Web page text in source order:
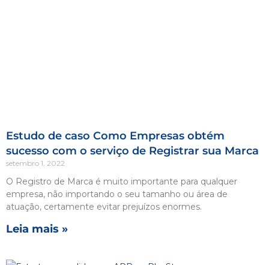
Estudo de caso Como Empresas obtém
sucesso com o serviço de Registrar sua Marca
setembro 1, 2022
O Registro de Marca é muito importante para qualquer
empresa, não importando o seu tamanho ou área de
atuação, certamente evitar prejuízos enormes.
Leia mais »